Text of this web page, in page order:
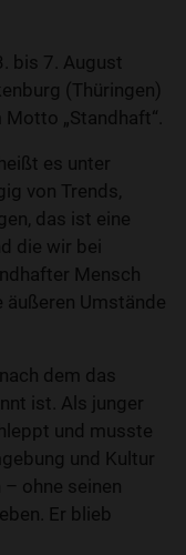
bis 7. August
(Thüringen)
„Standhaft“.
es unter
von Trends,
das ist eine
die wir bei
Mensch
äußeren Umstände
dem das
ist. Als junger
und musste
und Kultur
ohne seinen
Er blieb